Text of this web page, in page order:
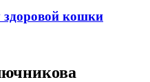
кошки